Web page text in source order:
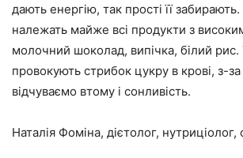
дають енергію, так прості її
належать майже всі продукти з
молочний шоколад, випічка, білий рис.
провокують стрибок цукру в крові, з-
відчуваємо втому і сонливість.
Наталія Фоміна, дієтолог, нутриціолог,